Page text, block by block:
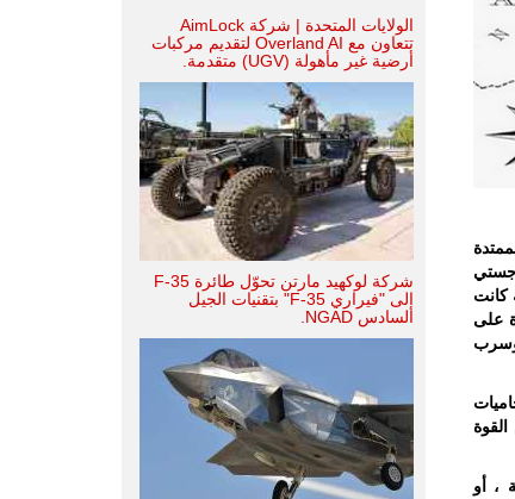
كانت
على
، وسرب
، أو
الولايات المتحدة | شركة AimLock
تتعاون مع Overland AI لتقديم مركبات
أرضية غير مأهولة (UGV) متقدمة.
شركة لوكهيد مارتن تحوّل طائرة F-35
إلى "فيراري F-35" بتقنيات الجيل
السادس NGAD.